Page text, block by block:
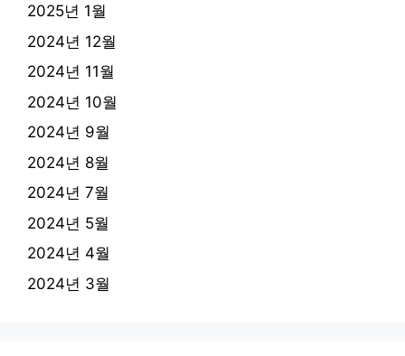
2025년 1월
2024년 12월
2024년 11월
2024년 10월
2024년 9월
2024년 8월
2024년 7월
2024년 5월
2024년 4월
2024년 3월